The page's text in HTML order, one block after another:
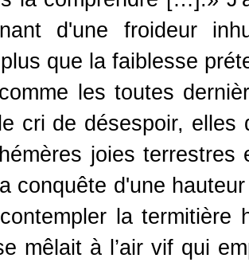
d'une froideur
que la faiblesse
les toutes
cri de désespoir,
joies
conquête d'une
la termitière
mêlait à l’air vif qui